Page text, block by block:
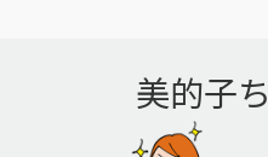
美的子